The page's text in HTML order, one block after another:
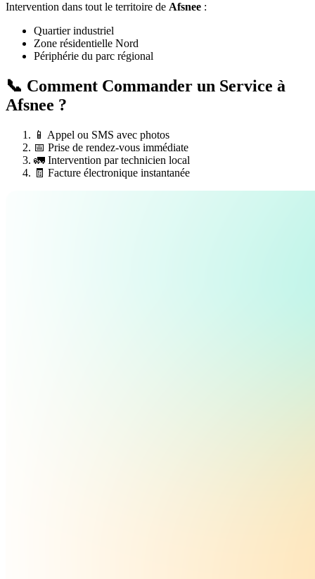
Intervention dans tout le territoire de Afsnee :
Quartier industriel
Zone résidentielle Nord
Périphérie du parc régional
📞 Comment Commander un Service à
Afsnee ?
📱 Appel ou SMS avec photos
📅 Prise de rendez-vous immédiate
🚛 Intervention par technicien local
🧾 Facture électronique instantanée